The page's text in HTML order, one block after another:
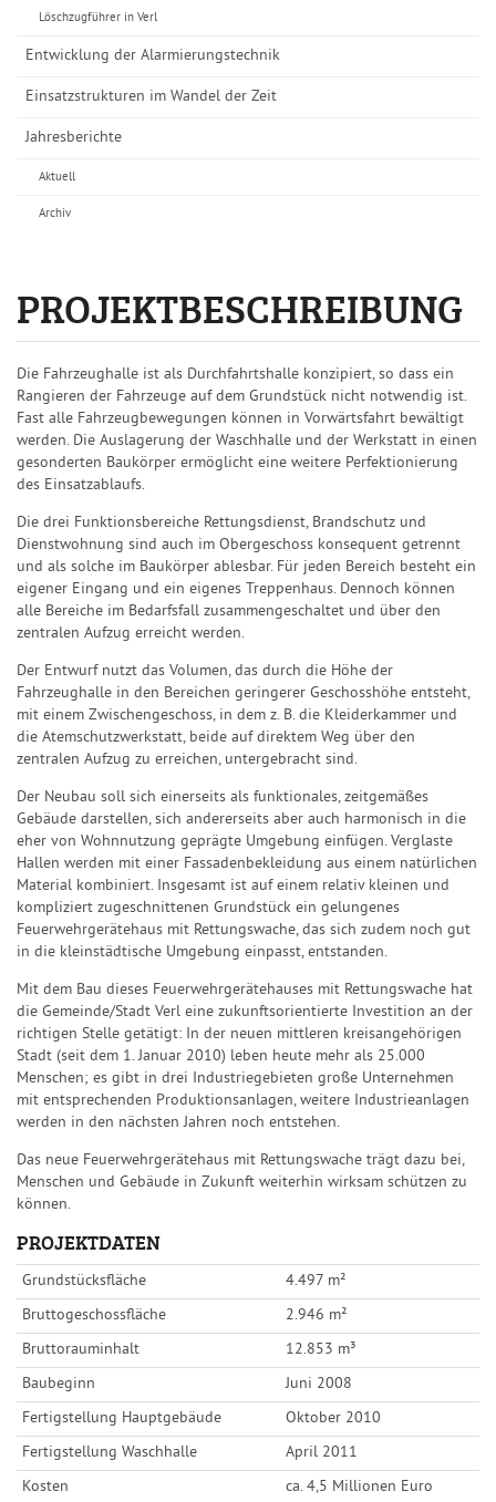
Löschzugführer in Verl
Entwicklung der Alarmierungstechnik
Einsatzstrukturen im Wandel der Zeit
Jahresberichte
Aktuell
Archiv
PROJEKTBESCHREIBUNG
Die Fahrzeughalle ist als Durchfahrtshalle konzipiert, so dass ein
Rangieren der Fahrzeuge auf dem Grundstück nicht notwendig ist.
Fast alle Fahrzeugbewegungen können in Vorwärtsfahrt bewältigt
werden. Die Auslagerung der Waschhalle und der Werkstatt in einen
gesonderten Baukörper ermöglicht eine weitere Perfektionierung
des Einsatzablaufs.
Die drei Funktionsbereiche Rettungsdienst, Brandschutz und
Dienstwohnung sind auch im Obergeschoss konsequent getrennt
und als solche im Baukörper ablesbar. Für jeden Bereich besteht ein
eigener Eingang und ein eigenes Treppenhaus. Dennoch können
alle Bereiche im Bedarfsfall zusammengeschaltet und über den
zentralen Aufzug erreicht werden.
Der Entwurf nutzt das Volumen, das durch die Höhe der
Fahrzeughalle in den Bereichen geringerer Geschosshöhe entsteht,
mit einem Zwischengeschoss, in dem z. B. die Kleiderkammer und
die Atemschutzwerkstatt, beide auf direktem Weg über den
zentralen Aufzug zu erreichen, untergebracht sind.
Der Neubau soll sich einerseits als funktionales, zeitgemäßes
Gebäude darstellen, sich andererseits aber auch harmonisch in die
eher von Wohnnutzung geprägte Umgebung einfügen. Verglaste
Hallen werden mit einer Fassadenbekleidung aus einem natürlichen
Material kombiniert. Insgesamt ist auf einem relativ kleinen und
kompliziert zugeschnittenen Grundstück ein gelungenes
Feuerwehrgerätehaus mit Rettungswache, das sich zudem noch gut
in die kleinstädtische Umgebung einpasst, entstanden.
Mit dem Bau dieses Feuerwehrgerätehauses mit Rettungswache hat
die Gemeinde/Stadt Verl eine zukunftsorientierte Investition an der
richtigen Stelle getätigt: In der neuen mittleren kreisangehörigen
Stadt (seit dem 1. Januar 2010) leben heute mehr als 25.000
Menschen; es gibt in drei Industriegebieten große Unternehmen
mit entsprechenden Produktionsanlagen, weitere Industrieanlagen
werden in den nächsten Jahren noch entstehen.
Das neue Feuerwehrgerätehaus mit Rettungswache trägt dazu bei,
Menschen und Gebäude in Zukunft weiterhin wirksam schützen zu
können.
PROJEKTDATEN
Grundstücksfläche
4.497 m²
Bruttogeschossfläche
2.946 m²
Bruttorauminhalt
12.853 m³
Baubeginn
Juni 2008
Fertigstellung Hauptgebäude
Oktober 2010
Fertigstellung Waschhalle
April 2011
Kosten
ca. 4,5 Millionen Euro